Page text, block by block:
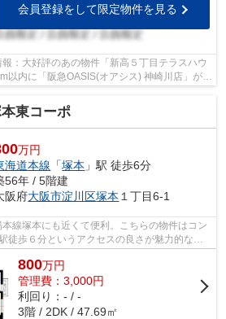
会員登録をして限定物件を見る
：大好評のあの物件「新高５丁目テラスハウ
以内に「阪急OASIS(オアシス) 神崎川店」があ
です...
東コーポ
万円
海道本線 「塚本 」駅 徒歩6分
56年 / 5階建
阪府大阪市淀川区塚本 １丁目6-1
線塚本にも近くて便利。こちらの物件はコン
徒歩６分というアクセスの良さが魅力的な物
麗で機能...
800万円
管理費：3,000円
利回り：- / -
3階 / 2DK / 47.69㎡